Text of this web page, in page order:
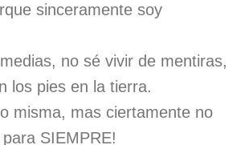
sinceramente soy
no sé vivir de mentiras,
los pies en la tierra.
misma, mas ciertamente no
SIEMPRE!